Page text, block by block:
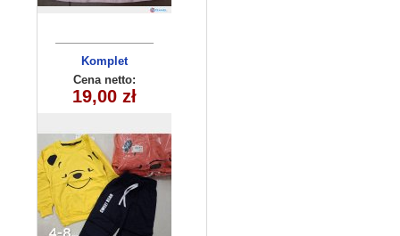
Komplet
dziecięcy
(4-8) 4szt
Cena netto:
19,00 zł